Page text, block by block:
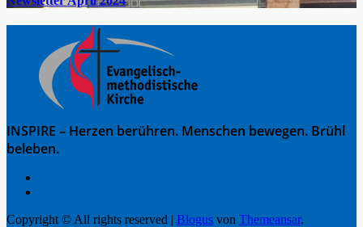
INSPIRE – Herzen berühren. Menschen bewegen. Brühl
beleben.
Copyright © All rights reserved | Blogus von Themeansar.